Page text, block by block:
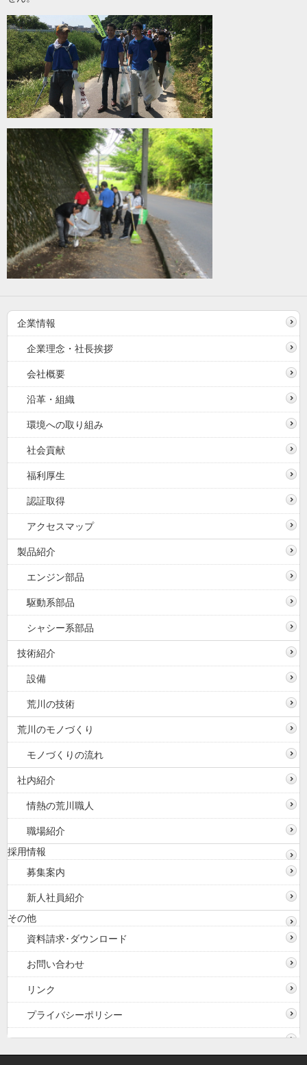
企業情報
企業理念・社長挨拶
会社概要
沿革・組織
環境への取り組み
社会貢献
福利厚生
認証取得
アクセスマップ
製品紹介
エンジン部品
駆動系部品
シャシー系部品
技術紹介
設備
荒川の技術
荒川のモノづくり
モノづくりの流れ
社内紹介
情熱の荒川職人
職場紹介
採用情報
募集案内
新人社員紹介
その他
資料請求･ダウンロード
お問い合わせ
リンク
プライバシーポリシー